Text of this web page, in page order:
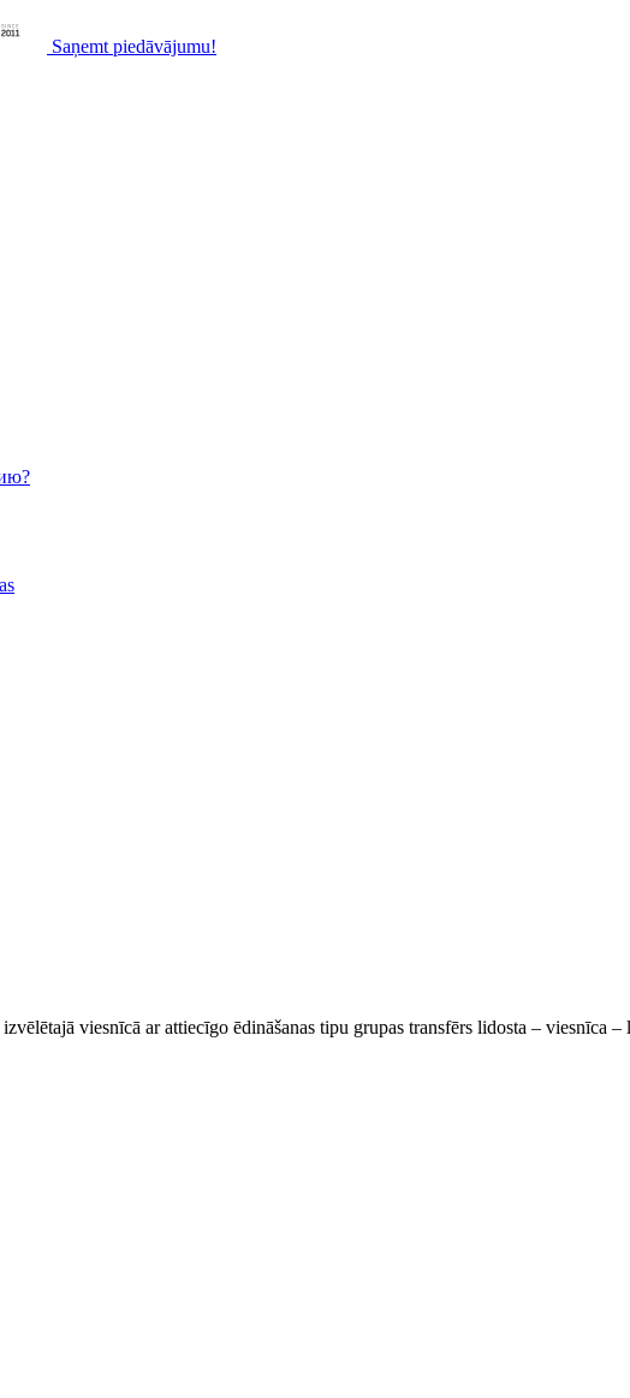
Saņemt piedāvājumu!
viesnīcā ar attiecīgo ēdināšanas tipu grupas transfērs lidosta – viesnīca